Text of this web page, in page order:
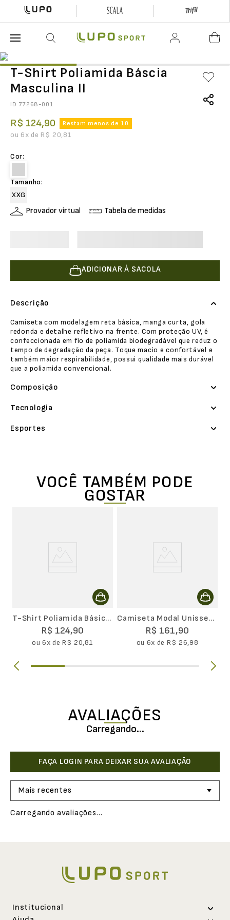
T-Shirt Poliamida Báscia
Masculina II
ID 77268-001
R$ 124,90 Restam menos de 10
ou 6x de R$ 20,81
Cor:
Tamanho:
XXG
Provador virtual Tabela de medidas
ADICIONAR À SACOLA
Descrição
Camiseta com modelagem reta básica, manga curta, gola
redonda e detalhe refletivo na frente. Com proteção UV, é
confeccionada em fio de poliamida biodegradável que reduz o
tempo de degradação da peça. Toque macio e confortável e
também maior respirabilidade, possui qualidade mais durável
que a poliamida convencional.
Composição
Tecnologia
Esportes
VOCÊ TAMBÉM PODE
GOSTAR
T-Shirt Poliamida Básica
Masculina II
R$ 124,90
ou6x deR$ 20,81
Camiseta Modal Unissex
R$ 161,90
ou 6x de R$ 26,98
AVALIAÇÕES
Carregando…
Mais recentes
Carregando avaliações…
Institucional